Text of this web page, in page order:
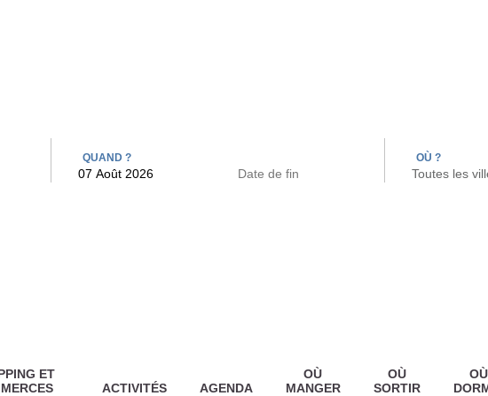
QUAND ? OÙ ?
ET
ACTIVITÉS AGENDA
OÙ
MANGER
OÙ
SORTIR
OÙ